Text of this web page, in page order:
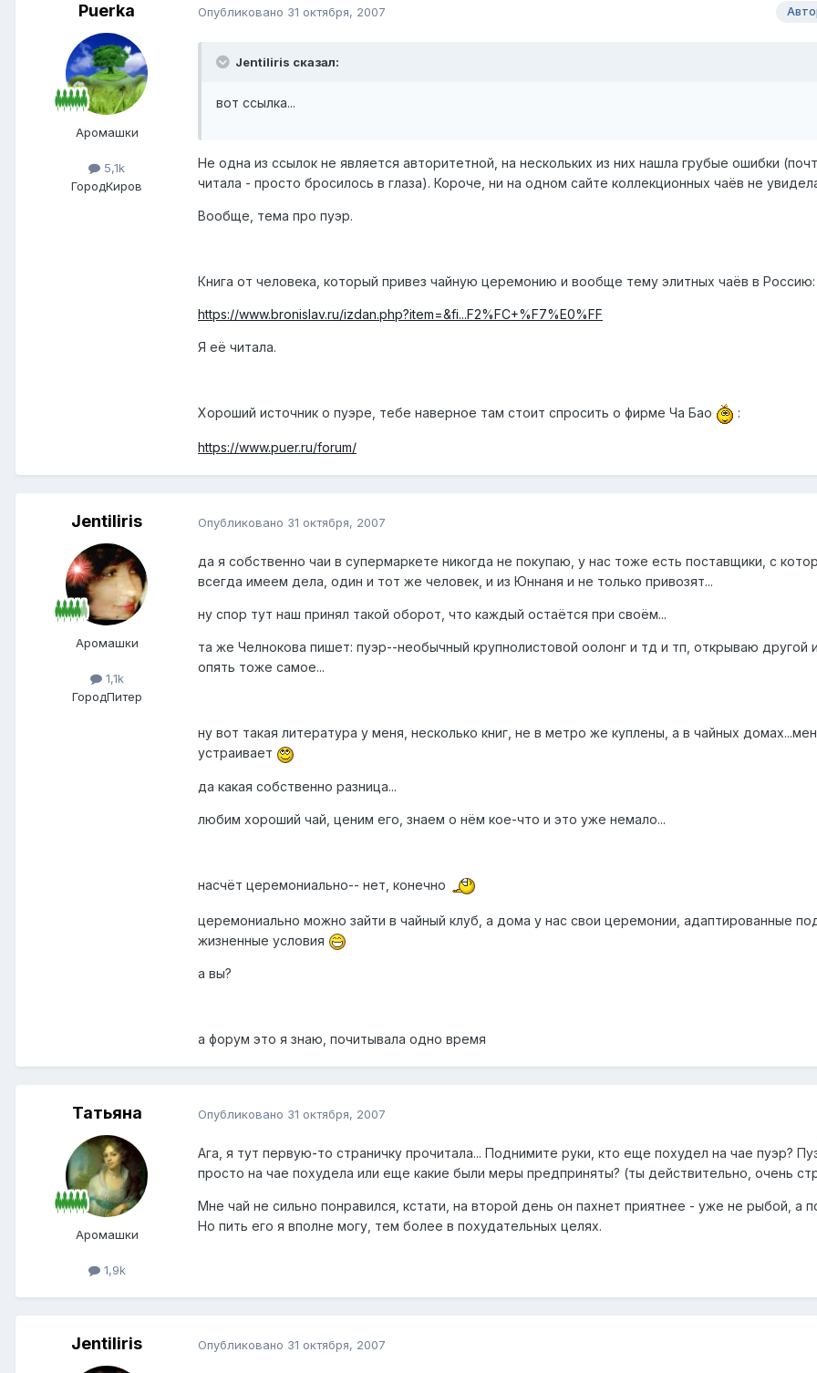
Puerka
Аромашки
5,1k
ГородКиров
Опубликовано 31 октября, 2007
Jentiliris сказал:
вот ссылка...
Не одна из ссылок не является авторитетной, на нескольких из них нашла грубые ошибки
читала - просто бросилось в глаза). Короче, ни на одном сайте коллекционных чаёв не
Вообще, тема про пуэр.
Книга от человека, который привез чайную церемонию и вообще тему элитных чаёв в Россию:
https://www.bronislav.ru/izdan.php?item=&fi...F2%FC+%F7%E0%FF
Я её читала.
Хороший источник о пуэре, тебе наверное там стоит спросить о фирме Ча Бао :
https://www.puer.ru/forum/
Jentiliris
Аромашки
1,1k
ГородПитер
Опубликовано 31 октября, 2007
да я собственно чаи в супермаркете никогда не покупаю, у нас тоже есть поставщики, с
всегда имеем дела, один и тот же человек, и из Юннаня и не только привозят...
ну спор тут наш принял такой оборот, что каждый остаётся при своём...
та же Челнокова пишет: пуэр--необычный крупнолистовой оолонг и тд и тп, открываю другой
опять тоже самое...
ну вот такая литература у меня, несколько книг, не в метро же куплены, а в чайных
устраивает
да какая собственно разница...
любим хороший чай, ценим его, знаем о нём кое-что и это уже немало...
насчёт церемониально-- нет, конечно
церемониально можно зайти в чайный клуб, а дома у нас свои церемонии, адаптированные
жизненные условия
а вы?
а форум это я знаю, почитывала одно время
Татьяна
Аромашки
1,9k
Опубликовано 31 октября, 2007
Ага, я тут первую-то страничку прочитала... Поднимите руки, кто еще похудел на чае пуэр?
просто на чае похудела или еще какие были меры предприняты? (ты действительно, очень
Мне чай не сильно понравился, кстати, на второй день он пахнет приятнее - уже не рыбой, а
Но пить его я вполне могу, тем более в похудательных целях.
Jentiliris Опубликовано 31 октября, 2007